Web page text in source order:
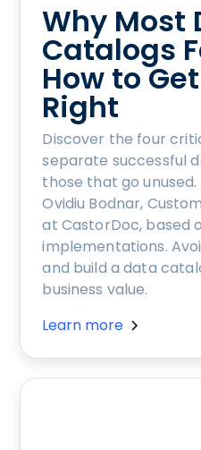
Why Most
Catalogs
How to
Right
Discover the four
separate successful
those that go
Ovidiu Bodnar,
at CastorDoc, based
implementations.
and build a data
business value.
Learn more